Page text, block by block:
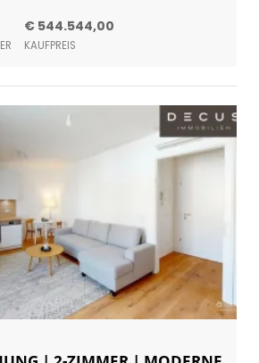
€ 544.544,00
KAUFPREIS